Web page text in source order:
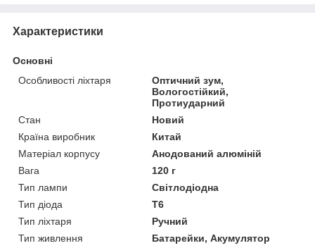
Характеристики
Основні
Особливості ліхтаря
Оптичний зум,
Вологостійкий,
Протиударний
Стан
Новий
Країна виробник
Китай
Матеріал корпусу
Анодований алюміній
Вага
120 г
Тип лампи
Світлодіодна
Тип діода
T6
Тип ліхтаря
Ручний
Тип живлення
Батарейки, Акумулятор